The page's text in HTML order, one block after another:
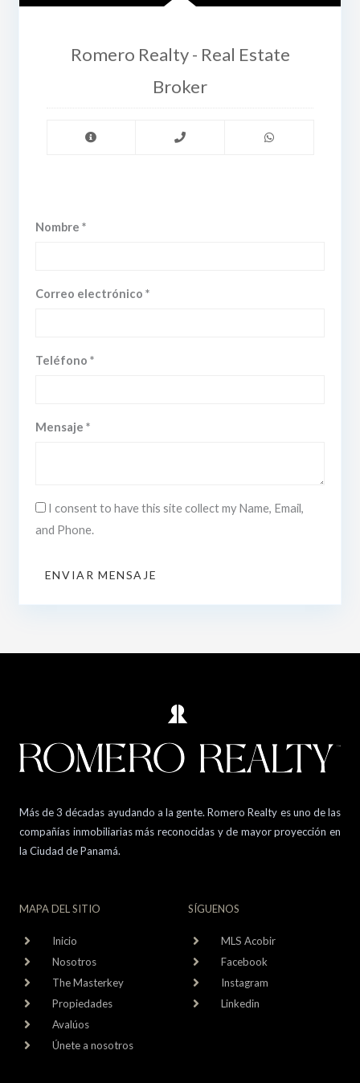
Romero Realty - Real Estate
Broker
Nombre *
Correo electrónico *
Teléfono *
Mensaje *
I consent to have this site collect my Name, Email,
and Phone.
ENVIAR MENSAJE
Más de 3 décadas ayudando a la gente. Romero Realty es uno de las
compañías inmobiliarias más reconocidas y de mayor proyección en
la Ciudad de Panamá.
MAPA DEL SITIO
Inicio
Nosotros
The Masterkey
Propiedades
Avalúos
Únete a nosotros
SÍGUENOS
MLS Acobir
Facebook
Instagram
Linkedin